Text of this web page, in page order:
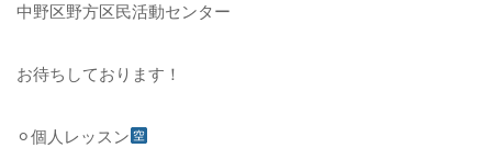
中野区野方区民活動センター
お待ちしております！
⚪︎個人レッスン